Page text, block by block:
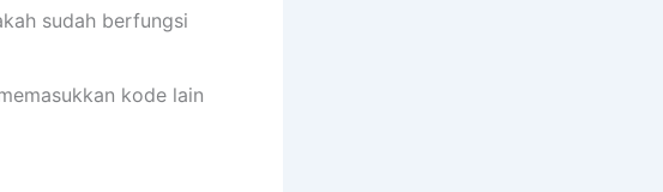
sudah berfungsi
kode lain